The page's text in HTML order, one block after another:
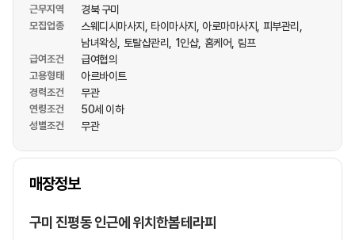
근무지역 경북 구미
모집업종 스웨디시마사지 타이마사지 아로마마사지
피부관리
남녀왁싱
토탈샵관리 1인샵 홈케어 림프
급여조건 급여협의
고용형태 아르바이트
경력조건 무관
연령조건 50세 이하
성별조건 무관
매장정보
상호명
구미 진평동 인근에 위치한봄테라피